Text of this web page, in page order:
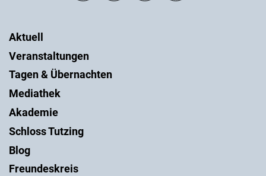
Aktuell
Veranstaltungen
Tagen & Übernachten
Mediathek
Akademie
Schloss Tutzing
Blog
Freundeskreis